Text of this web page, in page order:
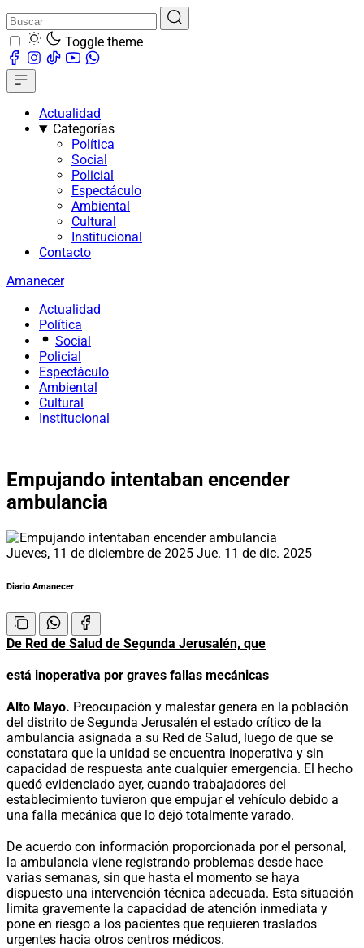
Toggle theme
Actualidad
Categorías
Política
Social
Policial
Espectáculo
Ambiental
Cultural
Institucional
Contacto
Amanecer
Actualidad
Política
Social
Policial
Espectáculo
Ambiental
Cultural
Institucional
Empujando intentaban encender
ambulancia
Jueves, 11 de diciembre de 2025 Jue. 11 de dic. 2025
Diario Amanecer
De Red de Salud de Segunda Jerusalén, que
está inoperativa por graves fallas mecánicas
Alto Mayo. Preocupación y malestar genera en la población
del distrito de Segunda Jerusalén el estado crítico de la
ambulancia asignada a su Red de Salud, luego de que se
constatara que la unidad se encuentra inoperativa y sin
capacidad de respuesta ante cualquier emergencia. El hecho
quedó evidenciado ayer, cuando trabajadores del
establecimiento tuvieron que empujar el vehículo debido a
una falla mecánica que lo dejó totalmente varado.
De acuerdo con información proporcionada por el personal,
la ambulancia viene registrando problemas desde hace
varias semanas, sin que hasta el momento se haya
dispuesto una intervención técnica adecuada. Esta situación
limita gravemente la capacidad de atención inmediata y
pone en riesgo a los pacientes que requieren traslados
urgentes hacia otros centros médicos.